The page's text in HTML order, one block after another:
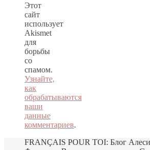
Этот
сайт
использует
Akismet
для
борьбы
со
спамом.
Узнайте,
как
обрабатываются
ваши
данные
комментариев.
FRANÇAIS POUR TOI: Блог